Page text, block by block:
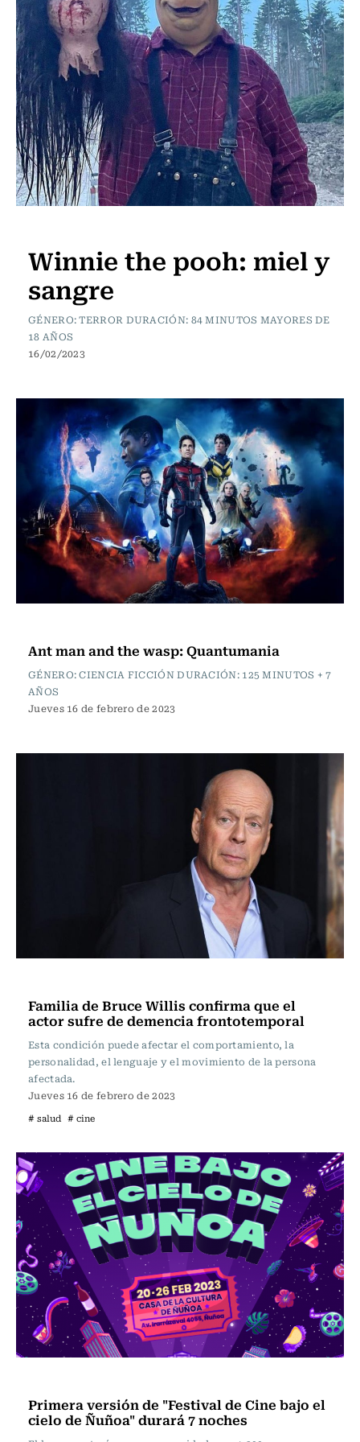
Winnie the pooh: miel y
sangre
GÉNERO: TERROR DURACIÓN: 84 MINUTOS MAYORES DE
18 AÑOS
16/02/2023
Ant man and the wasp: Quantumania
GÉNERO: CIENCIA FICCIÓN DURACIÓN: 125 MINUTOS + 7
AÑOS
Jueves 16 de febrero de 2023
Familia de Bruce Willis confirma que el
actor sufre de demencia frontotemporal
Esta condición puede afectar el comportamiento, la
personalidad, el lenguaje y el movimiento de la persona
afectada.
Jueves 16 de febrero de 2023
# salud # cine
Primera versión de "Festival de Cine bajo el
cielo de Ñuñoa" durará 7 noches